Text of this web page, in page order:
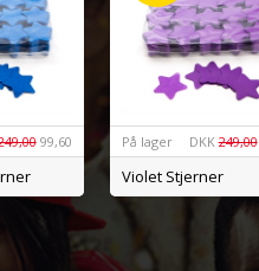
99,60 DKK 249,00
På lager
Violet Stjerner